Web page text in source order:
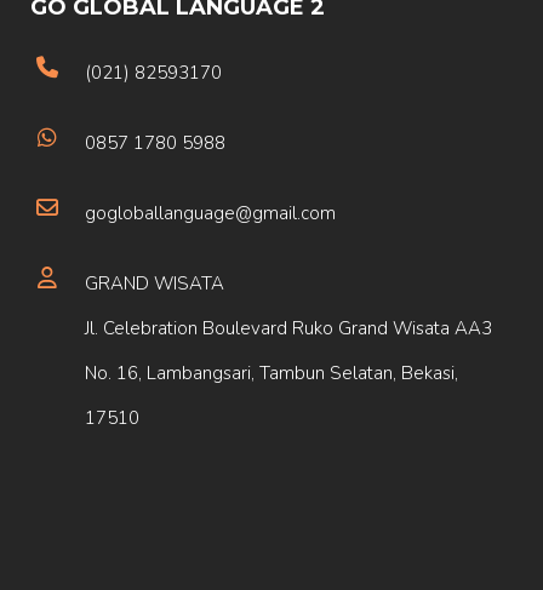
GO GLOBAL LANGUAGE 2
(021) 82593170
0857 1780 5988
gogloballanguage@gmail.com
GRAND WISATA
Jl. Celebration Boulevard Ruko Grand Wisata AA3
No. 16, Lambangsari, Tambun Selatan, Bekasi,
17510